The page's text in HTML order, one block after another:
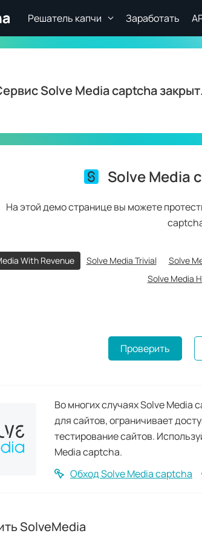
страницу
Решатель капчи Заработать
Solve Media captcha
Solve Media
На этой демо странице вы можете
With Revenue Solve Media Trivial Solve
Solve Media
Проверить
Во многих случаях Solve
для сайтов, ограничивает
тестирование сайтов.
Media captcha.
Обход Solve Media captcha
SolveMedia